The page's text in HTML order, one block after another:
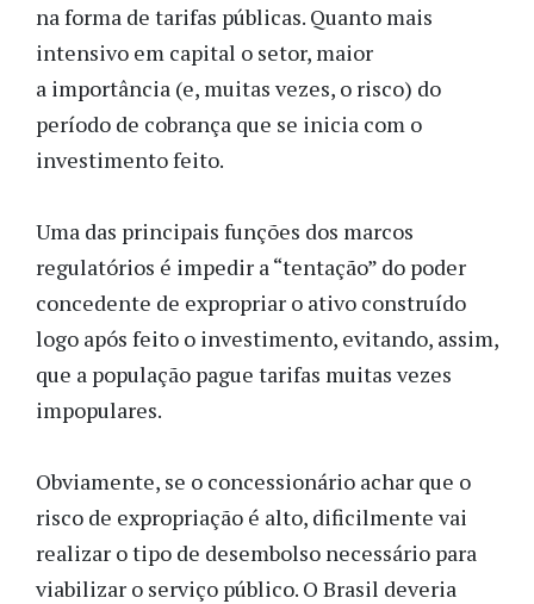
na forma de tarifas públicas. Quanto mais
intensivo em capital o setor, maior
a importância (e, muitas vezes, o risco) do
período de cobrança que se inicia com o
investimento feito.
Uma das principais funções dos marcos
regulatórios é impedir a “tentação” do poder
concedente de expropriar o ativo construído
logo após feito o investimento, evitando, assim,
que a população pague tarifas muitas vezes
impopulares.
Obviamente, se o concessionário achar que o
risco de expropriação é alto, dificilmente vai
realizar o tipo de desembolso necessário para
viabilizar o serviço público. O Brasil deveria